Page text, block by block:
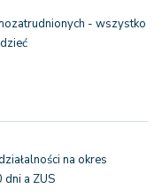
- wszystko
na okres
dni a ZUS